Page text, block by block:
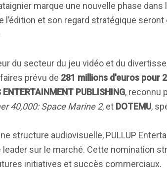
marque une nouvelle phase
et son regard stratégique
du secteur du jeu vidéo et du
prévu de 281 millions d'euros pour
ENTERTAINMENT PUBLISHING, reconnu
40,000: Space Marine 2, et DOTEMU,
structure audiovisuelle, PULLUP
sur le marché. Cette nomination
initiatives et succès commerciaux.